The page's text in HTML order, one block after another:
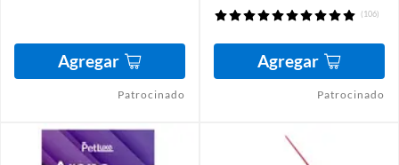
Agregar
Patrocinado
(106)
Agregar
Patrocinado